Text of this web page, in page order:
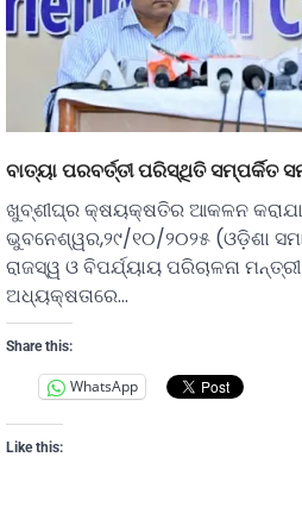
ବାତ୍ୟା ପରବର୍ତ୍ତୀ ପରିସ୍ଥିତି ସମ୍ପର୍କିତ
ଖୁବ୍‌ଶୀଘ୍ର କ୍ଷୟକ୍ଷତିର ଆକଳନ
ଭୁବନେଶ୍ୱର,୨୯/୧୦/୨୦୨୫ (ଓଡ଼ିଶା
ରାଜସ୍ୱ ଓ ବିପର୍ଯ୍ୟାୟ ପରିଚାଳନା
ଅଧ୍ୟକ୍ଷତାରେ…
Share this:
WhatsApp
Like this: